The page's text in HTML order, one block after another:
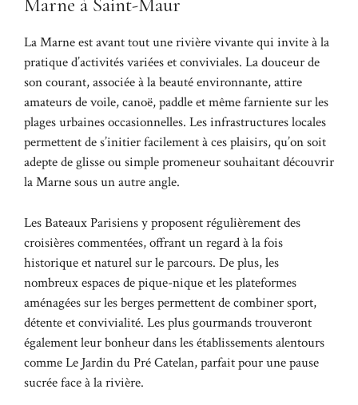
Marne à Saint-Maur
La Marne est avant tout une rivière vivante qui invite à la
pratique d’activités variées et conviviales. La douceur de
son courant, associée à la beauté environnante, attire
amateurs de voile, canoë, paddle et même farniente sur les
plages urbaines occasionnelles. Les infrastructures locales
permettent de s’initier facilement à ces plaisirs, qu’on soit
adepte de glisse ou simple promeneur souhaitant découvrir
la Marne sous un autre angle.
Les Bateaux Parisiens y proposent régulièrement des
croisières commentées, offrant un regard à la fois
historique et naturel sur le parcours. De plus, les
nombreux espaces de pique-nique et les plateformes
aménagées sur les berges permettent de combiner sport,
détente et convivialité. Les plus gourmands trouveront
également leur bonheur dans les établissements alentours
comme Le Jardin du Pré Catelan, parfait pour une pause
sucrée face à la rivière.